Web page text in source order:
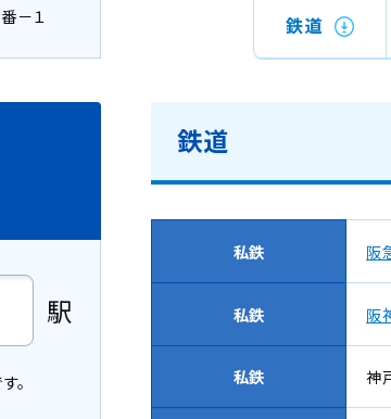
鉄道
鉄道
私鉄 阪
私鉄 阪
私鉄 神
－１
駅
。